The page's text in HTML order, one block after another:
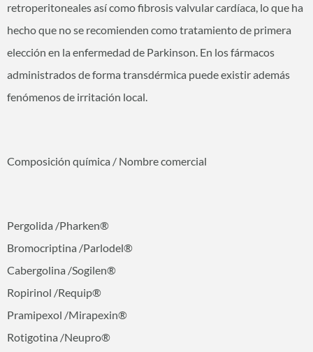
retroperitoneales así como fibrosis valvular cardíaca, lo que ha
hecho que no se recomienden como tratamiento de primera
elección en la enfermedad de Parkinson. En los fármacos
administrados de forma transdérmica puede existir además
fenómenos de irritación local.
Composición química / Nombre comercial
Pergolida /Pharken®
Bromocriptina /Parlodel®
Cabergolina /Sogilen®
Ropirinol /Requip®
Pramipexol /Mirapexin®
Rotigotina /Neupro®